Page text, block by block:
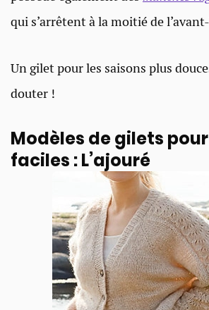
qui s’arrêtent à la moitié de
Un gilet pour les saisons plus
douter !
Modèles de gilets
faciles : L’ajouré